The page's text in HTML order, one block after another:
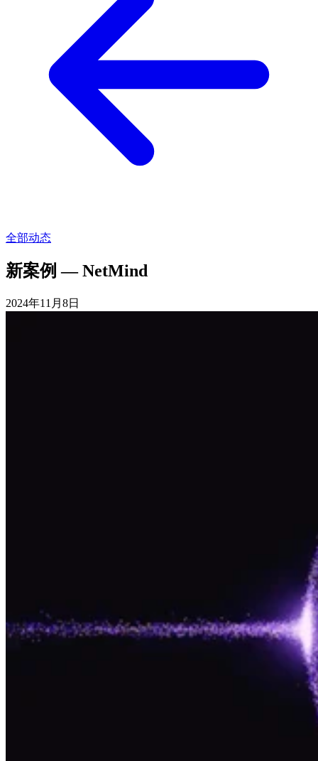
全部动态
新案例 — NetMind
2024年11月8日